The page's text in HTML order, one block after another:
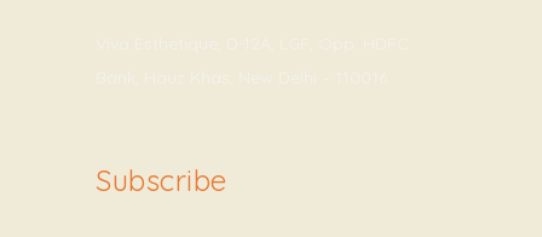
Viva Esthetique, D-12A, LGF, Opp. HDFC
Bank, Hauz Khas, New Delhi – 110016
Subscribe